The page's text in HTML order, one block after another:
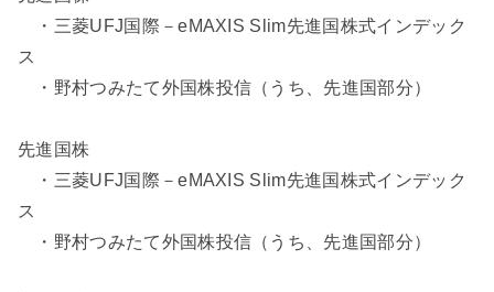
・三菱UFJ国際－eMAXIS Slim先進国株式インデック
ス
・野村つみたて外国株投信（うち、先進国部分）
先進国株
・三菱UFJ国際－eMAXIS Slim先進国株式インデック
ス
・野村つみたて外国株投信（うち、先進国部分）